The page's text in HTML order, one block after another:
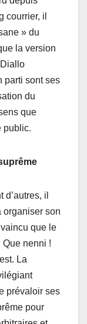
courrier, il
» du
la version
parti sont ses
du
que
public.
il
organiser son
que le
Que nenni !
La
prévaloir ses
pour